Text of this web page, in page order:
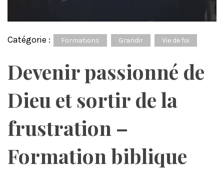
Catégorie : Formations Grandir Vie de foi
Devenir passionné de
Dieu et sortir de la
frustration –
Formation biblique